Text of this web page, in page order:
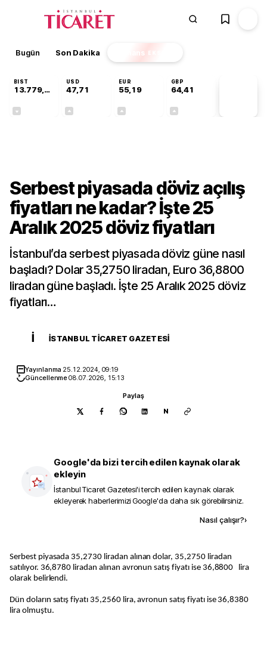
Bugün Son Dakika Finans EKSTRA
BIST
13.779,39
USD
47,71
EUR
55,19
GBP
64,41
Serbest piyasada döviz açılış
fiyatları ne kadar? İşte 25
Aralık 2025 döviz fiyatları
İstanbul’da serbest piyasada döviz güne nasıl
başladı? Dolar 35,2750 liradan, Euro 36,8800
liradan güne başladı. İşte 25 Aralık 2025 döviz
fiyatları…
İ İSTANBUL TICARET GAZETESI
Yayınlanma 25.12.2024, 09:19
Güncellenme08.07.2026, 15:13
Paylaş
N
Google'da bizi tercih edilen kaynak olarak
ekleyin
İstanbul Ticaret Gazetesi'i tercih edilen kaynak olarak
ekleyerek haberlerimizi Google'da daha sık görebilirsiniz.
Nasıl çalışır?›
Serbest piyasada 35,2730 liradan alınan dolar, 35,2750 liradan
satılıyor. 36,8780 liradan alınan avronun satış fiyatı ise 36,8800 lira
olarak belirlendi.
Dün doların satış fiyatı 35,2560 lira, avronun satış fiyatı ise 36,8380
lira olmuştu.